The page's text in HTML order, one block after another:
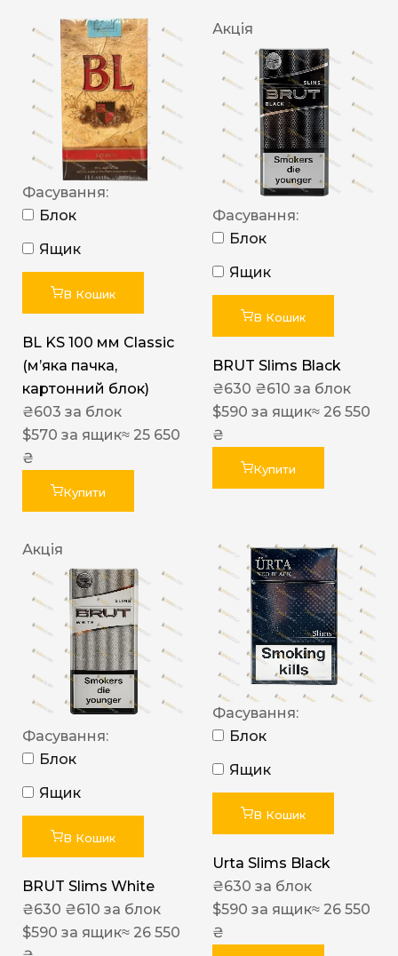
Фасування:
Блок
Ящик
В Кошик
BL KS 100 мм Classic
(м’яка пачка,
картонний блок)
₴603 за блок
$570 за ящик≈ 25 650
₴
Купити
Акція
Фасування:
Блок
Ящик
В Кошик
BRUT Slims Black
₴630 ₴610 за блок
$590 за ящик≈ 26 550
₴
Купити
Акція
Фасування:
Блок
Ящик
В Кошик
BRUT Slims White
₴630 ₴610 за блок
$590 за ящик≈ 26 550
Фасування:
Блок
Ящик
В Кошик
Urta Slims Black
₴630 за блок
$590 за ящик≈ 26 550
₴